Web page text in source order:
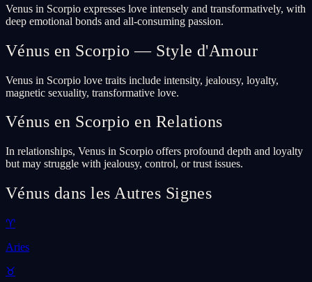
Venus in Scorpio expresses love intensely and transformatively, with
deep emotional bonds and all-consuming passion.
Vénus en Scorpio — Style d'Amour
Venus in Scorpio love traits include intensity, jealousy, loyalty,
magnetic sexuality, transformative love.
Vénus en Scorpio en Relations
In relationships, Venus in Scorpio offers profound depth and loyalty
but may struggle with jealousy, control, or trust issues.
Vénus dans les Autres Signes
♈
Aries
♉